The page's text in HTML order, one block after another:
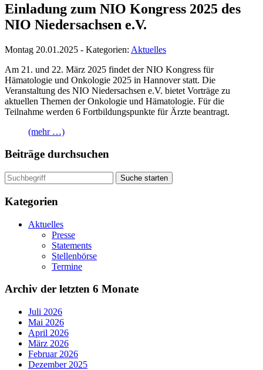
Einladung zum NIO Kongress 2025 des
NIO Niedersachsen e.V.
Montag 20.01.2025 - Kategorien: Aktuelles
Am 21. und 22. März 2025 findet der NIO Kongress für
Hämatologie und Onkologie 2025 in Hannover statt. Die
Veranstaltung des NIO Niedersachsen e.V. bietet Vorträge zu
aktuellen Themen der Onkologie und Hämatologie. Für die
Teilnahme werden 6 Fortbildungspunkte für Ärzte beantragt.
(mehr …)
Beiträge durchsuchen
Suche starten
Kategorien
Aktuelles
Presse
Statements
Stellenbörse
Termine
Archiv der letzten 6 Monate
Juli 2026
Mai 2026
April 2026
März 2026
Februar 2026
Dezember 2025